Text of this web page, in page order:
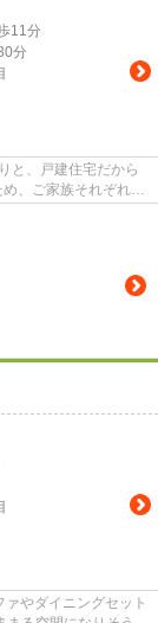
11分
分
と、戸建住宅だから
やダイニングセット